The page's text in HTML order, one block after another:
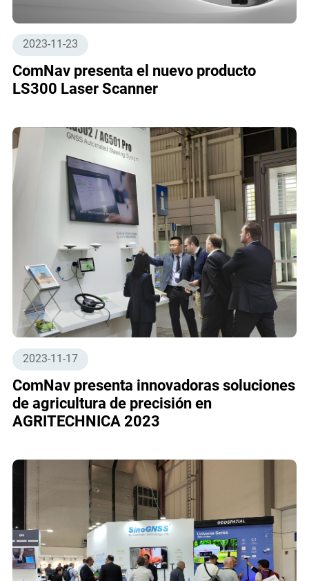
2023-11-23
ComNav presenta el nuevo producto
LS300 Laser Scanner
2023-11-17
ComNav presenta innovadoras soluciones
de agricultura de precisión en
AGRITECHNICA 2023